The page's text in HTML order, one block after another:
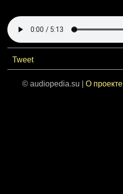
Tweet
© audiopedia.su | О проекте